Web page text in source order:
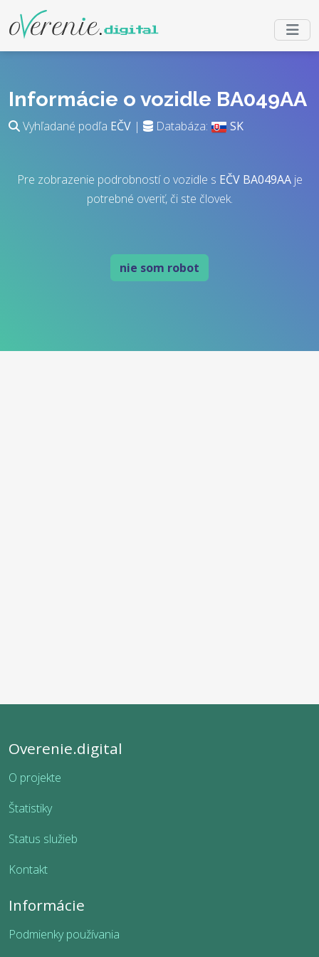
Informácie o vozidle BA049AA
Vyhľadané podľa EČV | Databáza: SK
Pre zobrazenie podrobností o vozidle s EČV BA049AAje
potrebné overiť, či ste človek.
nie som robot
Overenie.digital
O projekte
Štatistiky
Status služieb
Kontakt
Informácie
Podmienky používania